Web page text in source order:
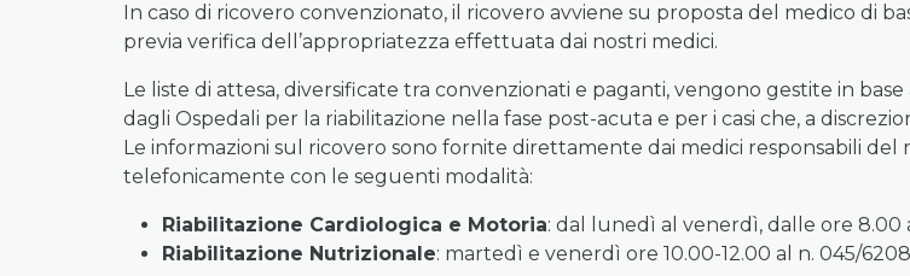
In caso di ricovero convenzionato, il ricovero avviene su proposta del medico di
previa verifica dell’appropriatezza effettuata dai nostri medici.
Le liste di attesa, diversificate tra convenzionati e paganti, vengono gestite in
dagli Ospedali per la riabilitazione nella fase post-acuta e per i casi che, a
Le informazioni sul ricovero sono fornite direttamente dai medici responsabili
telefonicamente con le seguenti modalità:
Riabilitazione Cardiologica e Motoria: dal lunedì al venerdì, dalle ore 8.00
Riabilitazione Nutrizionale: martedì e venerdì ore 10.00-12.00 al n. 045/